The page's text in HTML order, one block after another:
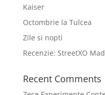
Kaiser
Octombrie la Tulcea
Zile si nopti
Recenzie: StreetXO
Recent Comments